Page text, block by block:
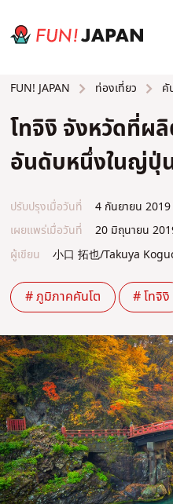
FUN! JAPAN ท่องเที่ยว คั
โทจิงิ จังหวัดที่ผ
อันดับหนึ่งในญ่ปุ่
ปรับปรุงเมื่อวันที่
4 กันยายน 2019
เผยแพร่เมื่อวันที่
20 มิถุนายน
ผู้เขียน
小口 拓也/Takuya
# ภูมิภาคคันโต # โทจิงิ